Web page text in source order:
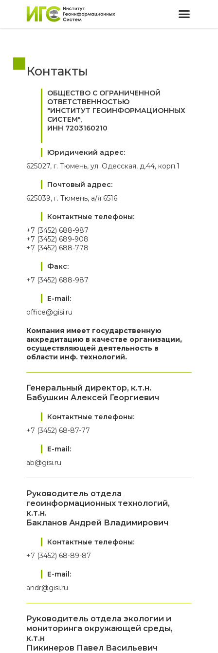
Контакты
ОБЩЕСТВО С ОГРАНИЧЕННОЙ
ОТВЕТСТВЕННОСТЬЮ
"ИНСТИТУТ ГЕОИНФОРМАЦИОННЫХ
СИСТЕМ",
ИНН 7203160210
Юридичекий адрес:
625027, г. Тюмень, ул. Одесская, д.44, корп.1
Почтовый адрес:
625039, г. Тюмень, а/я 6516
Контактные телефоны:
+7 (3452) 688-987
+7 (3452) 689-908
+7 (3452) 688-778
Факс:
+7 (3452) 688-987
E-mail:
office@gisi.ru
Компания имеет государственную
аккредитацию в качестве организации,
осуществляющей деятельность в
области инф. технологий.
Генеральный директор, к.т.н.
Бабушкин Алексей Георгиевич
Контактные телефоны:
+7 (3452) 68-87-77
E-mail:
ab@gisi.ru
Руководитель отдела
геоинформационных технологий,
к.т.н.
Бакланов Андрей Владимирович
Контактные телефоны:
+7 (3452) 68-89-87
E-mail:
andr@gisi.ru
Руководитель отдела экологии и
мониторинга окружающей среды,
к.т.н
Пикинеров Павел Васильевич